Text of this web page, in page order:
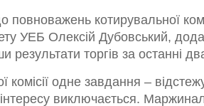
котирувальної
УЕБ Олексій Дубовський,
результати торгів за останні
комісії одне завдання –
інтересу виключається.